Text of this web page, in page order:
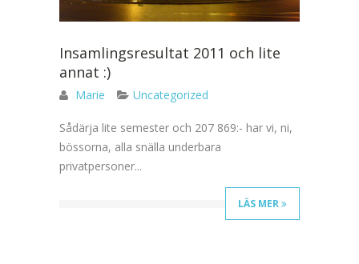
Insamlingsresultat 2011 och lite
annat :)
Marie Uncategorized
Sådärja lite semester och 207 869:- har vi, ni,
bössorna, alla snälla underbara
privatpersoner...
LÄS MER